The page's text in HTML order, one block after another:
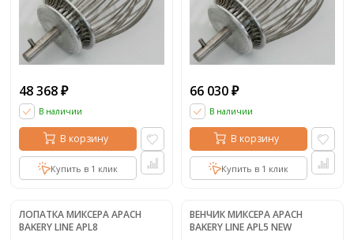
48 368 ₽
В наличии
В корзину
Купить в 1 клик
66 030 ₽
В наличии
В корзину
Купить в 1 клик
ЛОПАТКА МИКСЕРА APACH
BAKERY LINE APL8
ВЕНЧИК МИКСЕРА APACH
BAKERY LINE APL5 NEW